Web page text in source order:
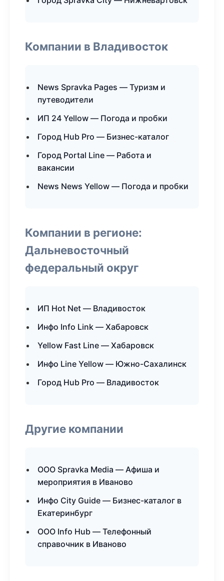
Компании в Владивосток
News Spravka Pages — Туризм и
путеводители
ИП 24 Yellow — Погода и пробки
Город Hub Pro — Бизнес-каталог
Город Portal Line — Работа и
вакансии
News News Yellow — Погода и пробки
Компании в регионе:
Дальневосточный
федеральный округ
ИП Hot Net — Владивосток
Инфо Info Link — Хабаровск
Yellow Fast Line — Хабаровск
Инфо Line Yellow — Южно-Сахалинск
Город Hub Pro — Владивосток
Другие компании
ООО Spravka Media — Афиша и
мероприятия в Иваново
Инфо City Guide — Бизнес-каталог в
Екатеринбург
ООО Info Hub — Телефонный
справочник в Иваново